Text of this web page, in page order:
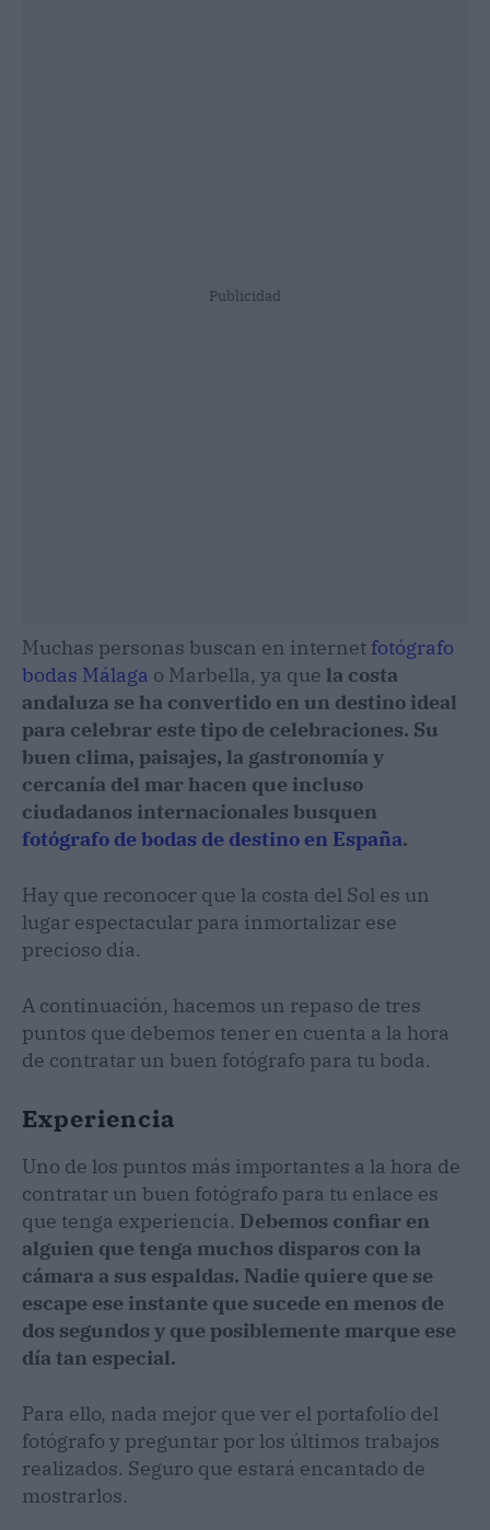
Publicidad
Muchas personas buscan en internet fotógrafo
bodas Málaga o Marbella, ya que la costa
andaluza se ha convertido en un destino ideal
para celebrar este tipo de celebraciones. Su
buen clima, paisajes, la gastronomía y
cercanía del mar hacen que incluso
ciudadanos internacionales busquen
fotógrafo de bodas de destino en España.
Hay que reconocer que la costa del Sol es un
lugar espectacular para inmortalizar ese
precioso día.
A continuación, hacemos un repaso de tres
puntos que debemos tener en cuenta a la hora
de contratar un buen fotógrafo para tu boda.
Experiencia
Uno de los puntos más importantes a la hora de
contratar un buen fotógrafo para tu enlace es
que tenga experiencia. Debemos confiar en
alguien que tenga muchos disparos con la
cámara a sus espaldas. Nadie quiere que se
escape ese instante que sucede en menos de
dos segundos y que posiblemente marque ese
día tan especial.
Para ello, nada mejor que ver el portafolio del
fotógrafo y preguntar por los últimos trabajos
realizados. Seguro que estará encantado de
mostrarlos.